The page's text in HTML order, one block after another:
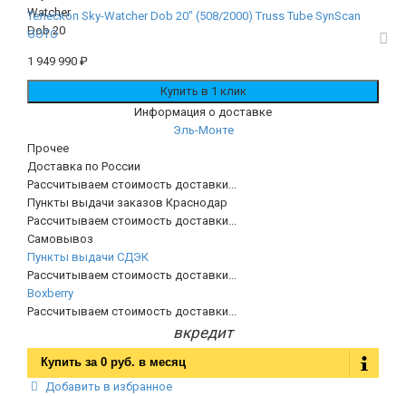
Телескоп Sky-Watcher Dob 20" (508/2000) Truss Tube SynScan
GOTO
1 949 990 ₽
Информация о доставке
Эль-Монте
Прочее
Доставка по России
Рассчитываем стоимость доставки...
Пункты выдачи заказов Краснодар
Рассчитываем стоимость доставки...
Самовывоз
Пункты выдачи СДЭК
Рассчитываем стоимость доставки...
Boxberry
Рассчитываем стоимость доставки...
вкредит
Купить за 0 руб. в месяц
Добавить в избранное